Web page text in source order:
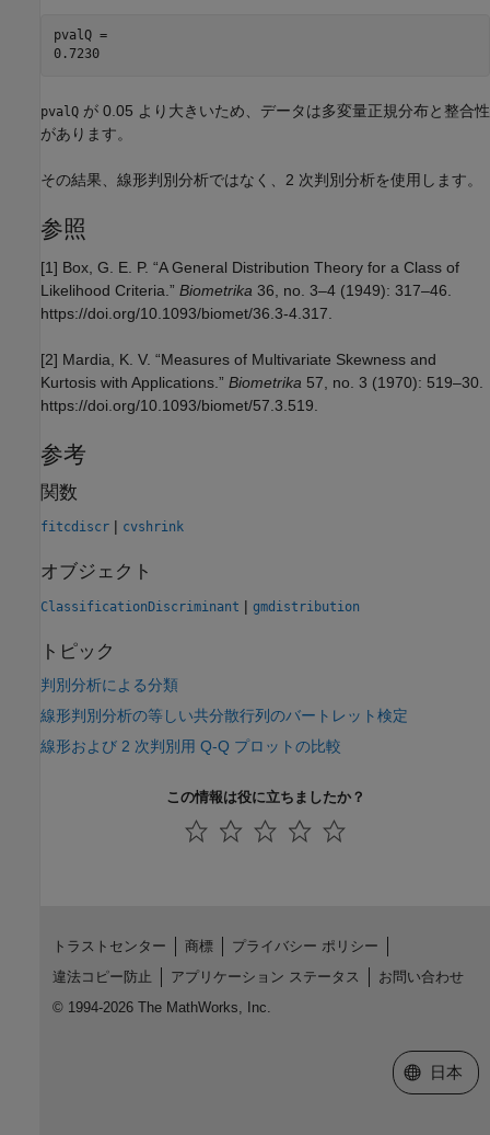
pvalQ =
0.7230
pvalQ が 0.05 より大きいため、データは多変量正規分布と整合性
があります。
その結果、線形判別分析ではなく、2 次判別分析を使用します。
参照
[1] Box, G. E. P. “A General Distribution Theory for a Class of
Likelihood Criteria.” Biometrika 36, no. 3–4 (1949): 317–46.
https://doi.org/10.1093/biomet/36.3-4.317.
[2] Mardia, K. V. “Measures of Multivariate Skewness and
Kurtosis with Applications.” Biometrika 57, no. 3 (1970): 519–30.
https://doi.org/10.1093/biomet/57.3.519.
参考
関数
fitcdiscr | cvshrink
オブジェクト
ClassificationDiscriminant | gmdistribution
トピック
判別分析による分類
線形判別分析の等しい共分散行列のバートレット検定
線形および 2 次判別用 Q-Q プロットの比較
この情報は役に立ちましたか？
トラストセンター 商標
プライバシー ポリシー
違法コピー防止
アプリケーション ステータス
お問い合わせ
© 1994-2026 The MathWorks, Inc.
Web サイ
日本